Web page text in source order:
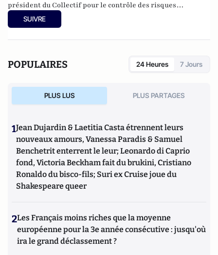
président du Collectif pour le contrôle des risques
radioactifs (CCRR) et membre de Science-Technologies-
Actions (STA), groupe d'action pour la promotion des
SUIVRE
POPULAIRES 24 Heures 7 Jours
PLUS LUS PLUS PARTAGES
1Jean Dujardin & Laetitia Casta étrennent leurs
nouveaux amours, Vanessa Paradis & Samuel
Benchetrit enterrent le leur; Leonardo di Caprio
fond, Victoria Beckham fait du brukini, Cristiano
Ronaldo du bisco-fils; Suri ex Cruise joue du
Shakespeare queer
2Les Français moins riches que la moyenne
européenne pour la 3e année consécutive : jusqu'où
ira le grand déclassement ?